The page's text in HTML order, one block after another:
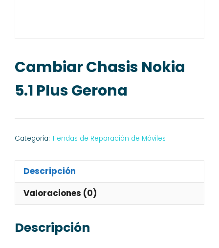
Cambiar Chasis Nokia
5.1 Plus Gerona
Categoría: Tiendas de Reparación de Móviles
Descripción
Valoraciones (0)
Descripción